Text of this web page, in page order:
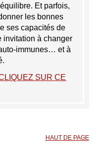
Et parfois,
les bonnes
ses capacités de
invitation à changer
immunes… et à
SUR CE
HAUT DE PAGE